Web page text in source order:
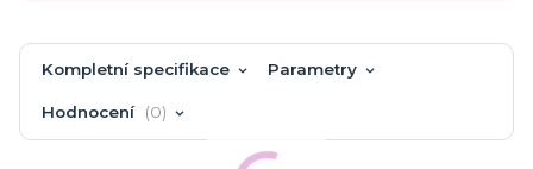
Kompletní specifikace Parametry
Hodnocení 0